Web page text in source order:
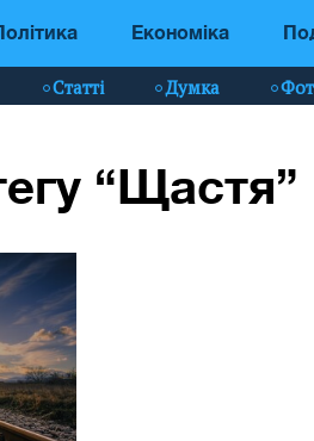
Економіка
Статті Думка
“Щастя”